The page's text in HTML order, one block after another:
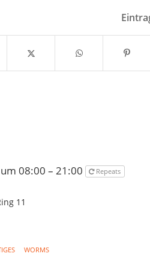
08:00 – 21:00 Repeats
11
WORMS